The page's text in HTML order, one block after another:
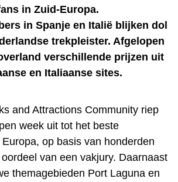
in Zuid-Europa.
in Spanje en Italië blijken dol
trekpleister. Afgelopen
verschillende prijzen uit
en Italiaanse sites.
and Attractions Community riep
week uit tot het beste
op basis van honderden
van een vakjury. Daarnaast
themagebieden Port Laguna en